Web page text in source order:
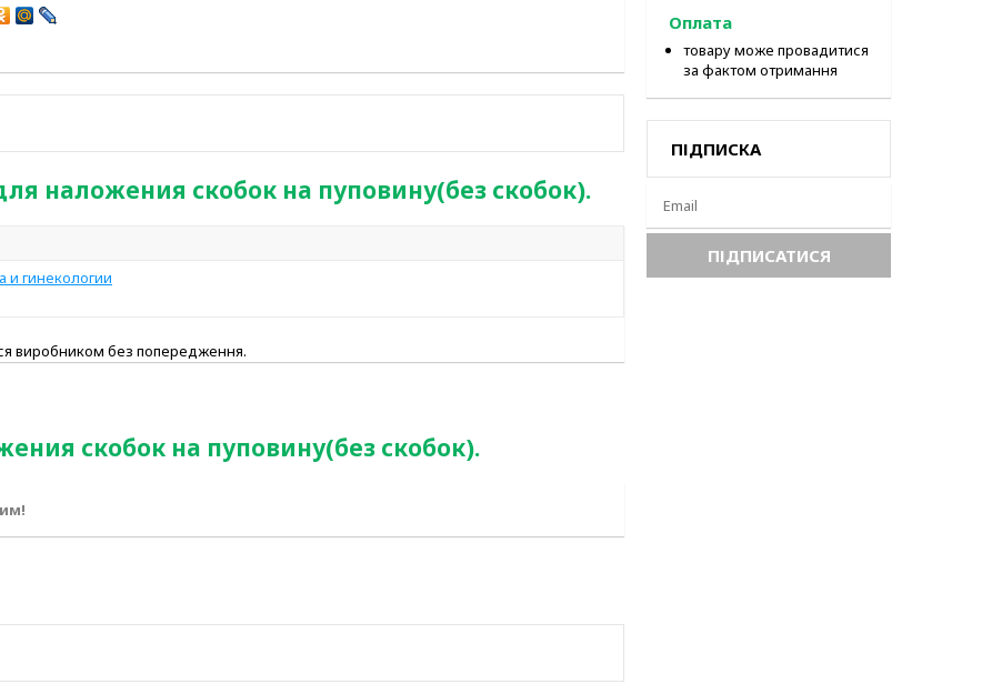
наложения скобок на пуповину(без скобок).
гинекологии
виробником без попередження.
скобок на пуповину(без скобок).
Оплата
товару може провадитися
за фактом отримання
ПІДПИСКА